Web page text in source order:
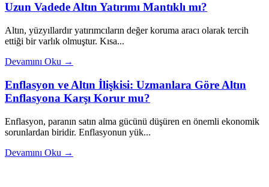
Uzun Vadede Altın Yatırımı Mantıklı mı?
Altın, yüzyıllardır yatırımcıların değer koruma aracı olarak tercih
ettiği bir varlık olmuştur. Kısa...
Devamını Oku →
Enflasyon ve Altın İlişkisi: Uzmanlara Göre Altın
Enflasyona Karşı Korur mu?
Enflasyon, paranın satın alma gücünü düşüren en önemli ekonomik
sorunlardan biridir. Enflasyonun yük...
Devamını Oku →